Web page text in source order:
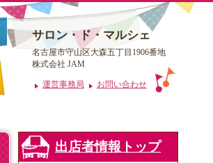
出店者情報トップ
サロン・ド・マルシェ
名古屋市守山区大森五丁目1906番地
株式会社 JAM
運営事務局 お問い合わせ